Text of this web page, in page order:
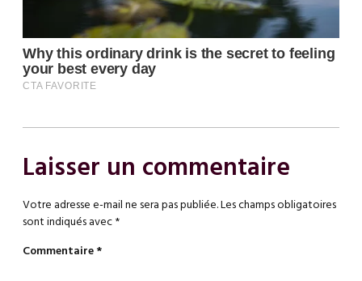
Laisser un commentaire
Votre adresse e-mail ne sera pas publiée.Les champs obligatoires
sont indiqués avec*
Commentaire*